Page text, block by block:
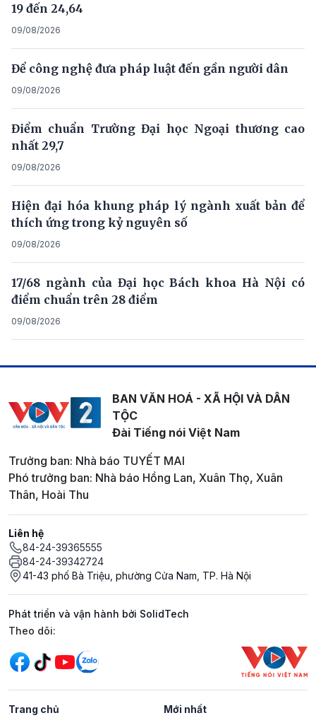
19 đến 24,64
09/08/2026
Để công nghệ đưa pháp luật đến gần người dân
09/08/2026
Điểm chuẩn Trường Đại học Ngoại thương cao
nhất 29,7
09/08/2026
Hiện đại hóa khung pháp lý ngành xuất bản để
thích ứng trong kỷ nguyên số
09/08/2026
17/68 ngành của Đại học Bách khoa Hà Nội có
điểm chuẩn trên 28 điểm
09/08/2026
BAN VĂN HOÁ - XÃ HỘI VÀ DÂN
TỘC
Đài Tiếng nói Việt Nam
Trưởng ban: Nhà báo TUYẾT MAI
Phó trưởng ban: Nhà báo Hồng Lan, Xuân Thọ, Xuân
Thân, Hoài Thu
Liên hệ
84-24-39365555
84-24-39342724
41-43 phố Bà Triệu, phường Cửa Nam, TP. Hà Nội
Phát triển và vận hành bởi SolidTech
Mạng xã hội
Theo dõi:
Trang chủ Mới nhất